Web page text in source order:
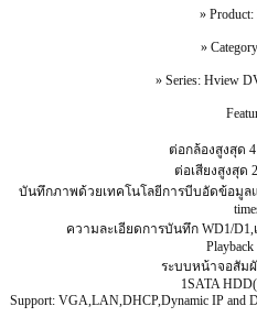
»
»
» Series: Hview
ต่อกล้องสูงสุด
ต่อเสียงสูงสุด
บันทึกภาพด้วยเทคโนโลยีการบีบอัดข้อมูล
ความละเอียดการบันทึก WD1/D1,
Playback
ระบบหน้าจอสัม
1SATA
Support: VGA,LAN,DHCP,Dynamic IP and